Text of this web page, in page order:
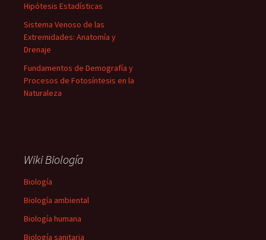
Hipótesis Estadísticas
Sistema Venoso de las
Extremidades: Anatomía y
Drenaje
Fundamentos de Demografía y
Procesos de Fotosíntesis en la
Naturaleza
Wiki Biología
Biología
Biología ambiental
Biología humana
Biología sanitaria